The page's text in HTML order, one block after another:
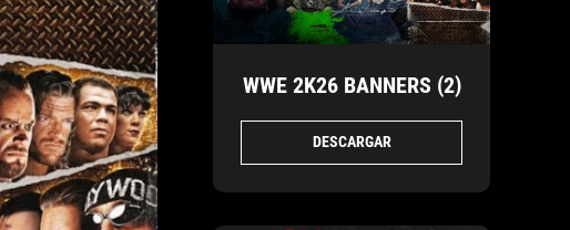
WWE 2K26 BANNERS (2)
DESCARGAR